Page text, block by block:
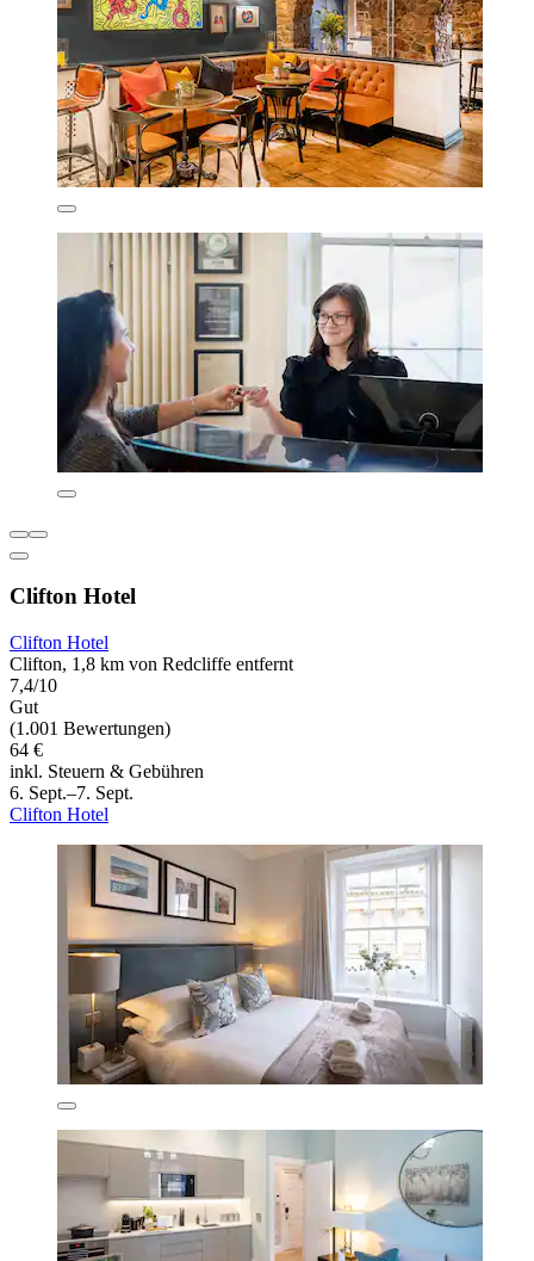
Clifton Hotel
Clifton Hotel
Clifton, 1,8 km von Redcliffe entfernt
7,4/10
Gut
(1.001 Bewertungen)
64 €
inkl. Steuern & Gebühren
6. Sept.–7. Sept.
Clifton Hotel